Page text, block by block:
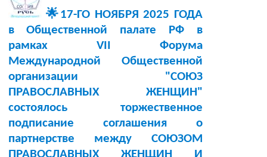
🌟17-ГО НОЯБРЯ 2025 ГОДА
в Общественной палате РФ в
рамках VII Форума
Международной Общественной
организации "СОЮЗ
ПРАВОСЛАВНЫХ ЖЕНЩИН"
состоялось торжественное
подписание соглашения о
партнерстве между СОЮЗОМ